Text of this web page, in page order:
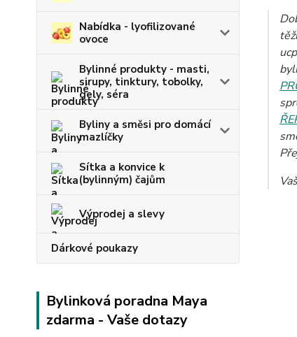
Nabídka - lyofilizované
ovoce
Bylinné produkty - masti,
sirupy, tinktury, tobolky,
gely, séra
Byliny a směsi pro domácí
mazlíčky
Sítka a konvice k
(bylinným) čajům
Výprodej a slevy
Dárkové poukazy
Bylinková poradna Maya
zdarma - Vaše dotazy